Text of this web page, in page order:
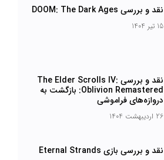
نقد و بررسی DOOM: The Dark Ages
15 تیر 1404
نقد و بررسی The Elder Scrolls IV:
Oblivion Remastered: بازگشت به
دروازه‌های فراموشی
26 اردیبهشت 1404
نقد و بررسی بازی Eternal Strands